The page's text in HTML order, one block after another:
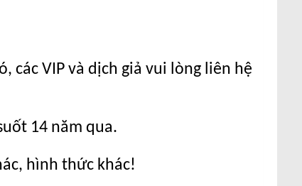
các VIP và dịch giả vui lòng liên hệ
14 năm qua.
hình thức khác!